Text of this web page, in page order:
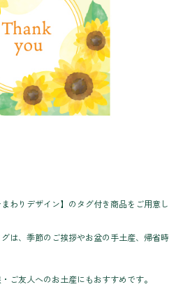
わりデザイン】のタグ付き商品をご用意し
は、季節のご挨拶やお盆の手土産、帰省時
ご友人へのお土産にもおすすめです。